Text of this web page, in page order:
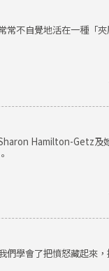
不自覺地活在一種「
Hamilton-Getz及
學會了把憤怒藏起來